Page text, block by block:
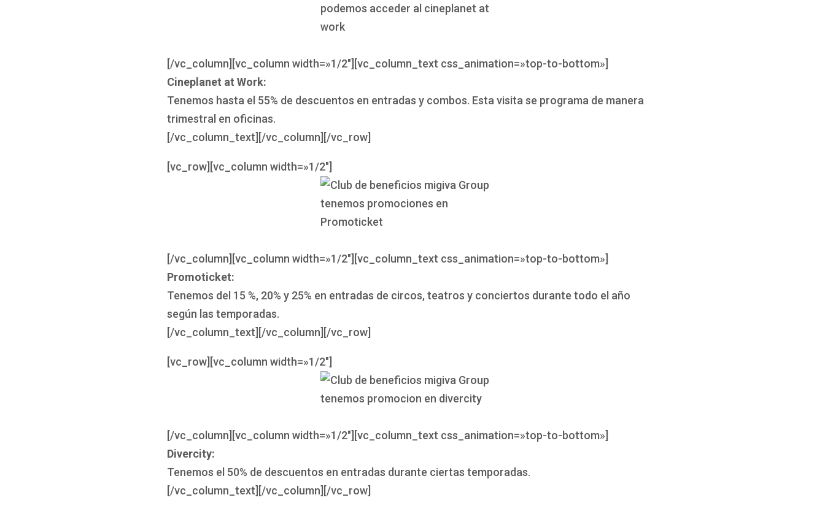
[/vc_column][vc_column width=»1/2″][vc_column_text css_animation=»top-to-bottom»]
Cineplanet at Work:
Tenemos hasta el 55% de descuentos en entradas y combos. Esta visita se programa de manera
trimestral en oficinas.
[/vc_column_text][/vc_column][/vc_row]
[vc_row][vc_column width=»1/2″]
[/vc_column][vc_column width=»1/2″][vc_column_text css_animation=»top-to-bottom»]
Promoticket:
Tenemos del 15 %, 20% y 25% en entradas de circos, teatros y conciertos durante todo el año
según las temporadas.
[/vc_column_text][/vc_column][/vc_row]
[vc_row][vc_column width=»1/2″]
[/vc_column][vc_column width=»1/2″][vc_column_text css_animation=»top-to-bottom»]
Divercity:
Tenemos el 50% de descuentos en entradas durante ciertas temporadas.
[/vc_column_text][/vc_column][/vc_row]